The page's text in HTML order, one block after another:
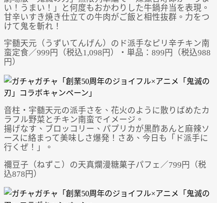
い！うまい！」と何度もおかわりした牛鍋弁当を表現。
甘辛いすき焼き仕立ての牛肉がご飯と相性抜群。力をつ
けて鬼を斬れ！
宇髄天元（うずいてんげん）のド派手なピリ辛チキン南
蛮定食／999円（税込1,098円）・単品：899円（税込988
円）
音柱・宇髄天元の派手さを、花火のように散りばめたカ
ラフル野菜とチキン南蛮でイメージ。
揚げなす、ブロッコリー、パプリカが黒酢あんと麻辣ソ
ースに絡まって美味しさ爆発！さあ、今日も「ド派手に
行くぜ！」。
禰󠄀豆子（ねずこ）の天真爛漫糖菓子パフェ／799円（税
込878円）